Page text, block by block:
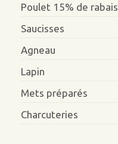
Poulet 15% de rabais
Saucisses
Agneau
Lapin
Mets préparés
Charcuteries